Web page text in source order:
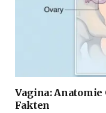
Vagina:
Fakten